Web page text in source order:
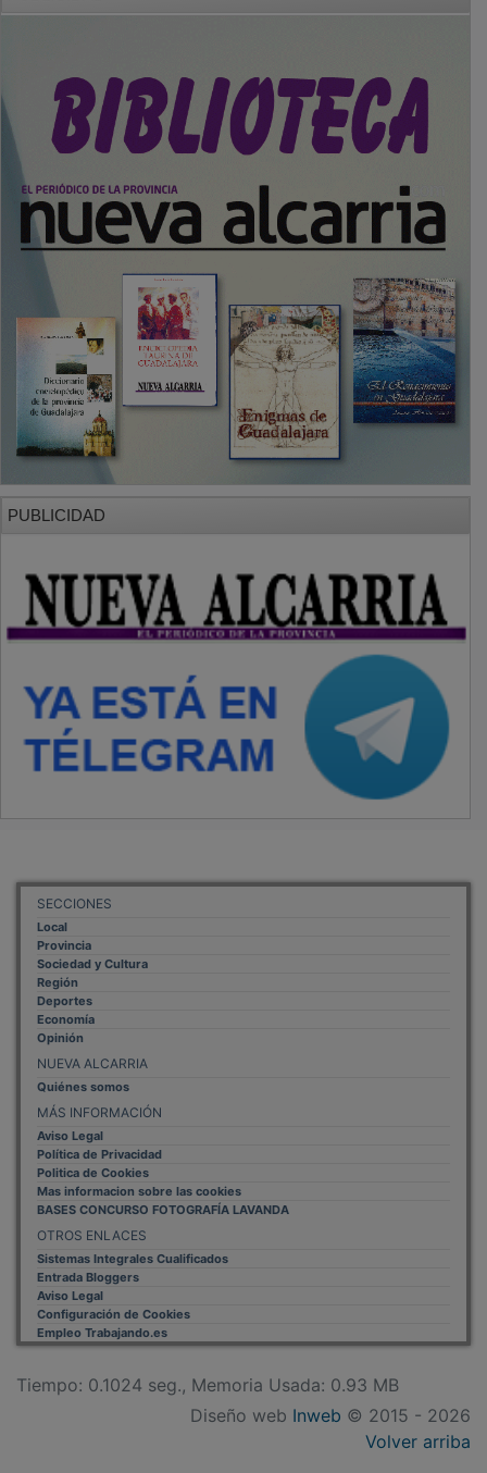
SECCIONES
Local
Provincia
Sociedad y Cultura
Región
Deportes
Economía
Opinión
NUEVA ALCARRIA
Quiénes somos
MÁS INFORMACIÓN
Aviso Legal
Política de Privacidad
Politica de Cookies
Mas informacion sobre las cookies
BASES CONCURSO FOTOGRAFÍA LAVANDA
OTROS ENLACES
Sistemas Integrales Cualificados
Entrada Bloggers
Aviso Legal
Configuración de Cookies
Empleo Trabajando.es
Volver arriba